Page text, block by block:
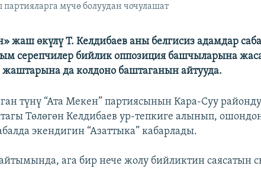
мүчө болуудан чочулашат
жаш өкүлү Т. Келдибаев аны белгисиз адамдар
серепчилер бийлик оппозиция башчыларына
да колдоно баштаганын айтууда.
түнү “Ата Мекен” партиясынын Кара-Суу
Төлөгөн Келдибаев ур-тепкиге алынып,
экендигин “Азаттыка” кабарлады.
ага бир нече жолу бийликтин саясатын